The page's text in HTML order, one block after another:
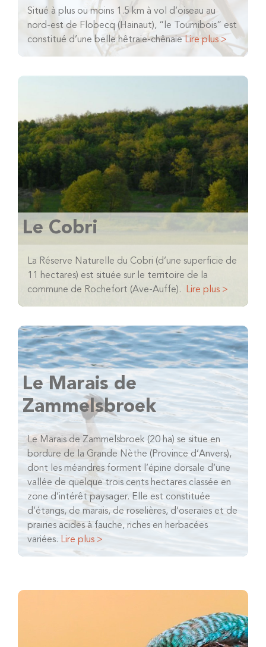
Situé à plus ou moins 1.5 km à vol d’oiseau au
nord-est de Flobecq (Hainaut), “le Tournibois” est
constitué d’une belle hêtraie-chênaie Lire plus >
Le Cobri
La Réserve Naturelle du Cobri (d’une superficie de
11 hectares) est située sur le territoire de la
commune de Rochefort (Ave-Auffe).
Lire plus >
Le Marais de
Zammelsbroek
Le Marais de Zammelsbroek (20 ha) se situe en
bordure de la Grande Nèthe (Province d’Anvers),
dont les méandres forment l’épine dorsale d’une
vallée de quelque trois cents hectares classée en
zone d’intérêt paysager. Elle est constituée
d’étangs, de marais, de roselières, d’oseraies et de
prairies acides à fauche, riches en herbacées
variées. Lire plus >